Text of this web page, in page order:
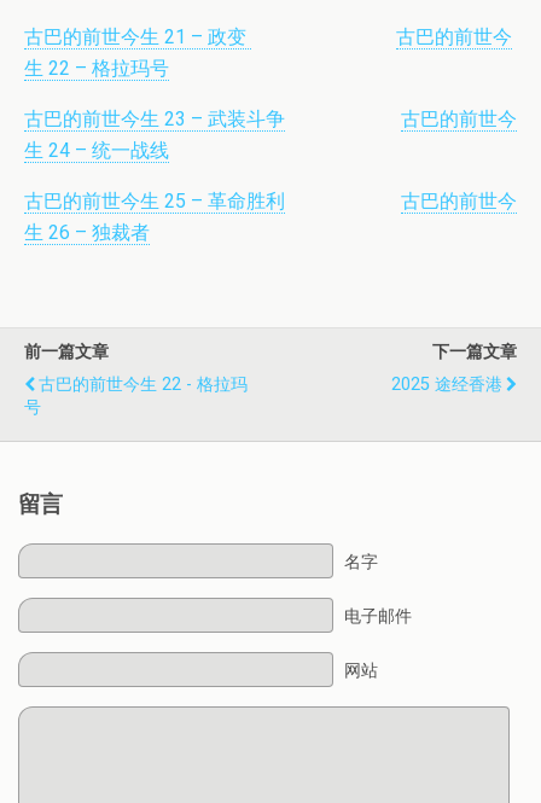
古巴的前世今生 21 – 政变
古巴的前世今
生 22 – 格拉玛号
古巴的前世今生 23 – 武装斗争
古巴的前世今
生 24 – 统一战线
古巴的前世今生 25 – 革命胜利
古巴的前世今
生 26 – 独裁者
前一篇文章
古巴的前世今生 22 - 格拉玛
号
下一篇文章
2025 途经香港
留言
名字
电子邮件
网站